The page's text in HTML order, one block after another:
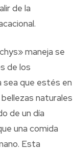
de la
maneja se
de los
sea que estés en
naturales
de un día
una comida
Esta